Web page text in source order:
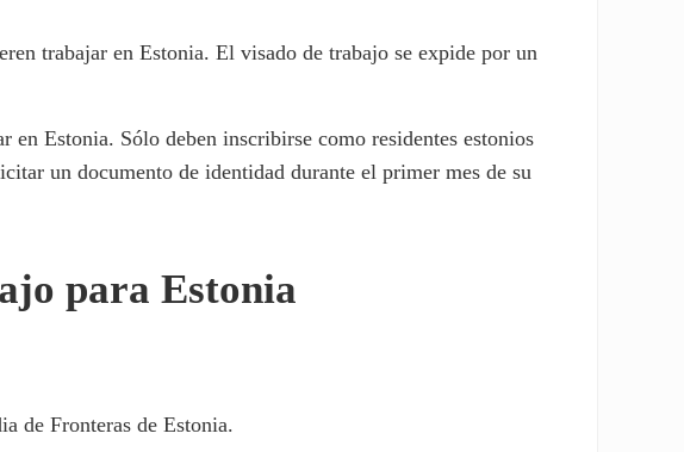
trabajar en Estonia. El visado de trabajo se expide por un
Estonia. Sólo deben inscribirse como residentes estonios
un documento de identidad durante el primer mes de su
para Estonia
de Fronteras de Estonia.